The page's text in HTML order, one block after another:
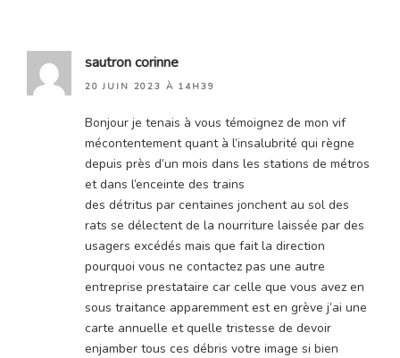
sautron corinne
20 JUIN 2023 À 14H39
Bonjour je tenais à vous témoignez de mon vif
mécontentement quant à l’insalubrité qui règne
depuis près d’un mois dans les stations de métros
et dans l’enceinte des trains
des détritus par centaines jonchent au sol des
rats se délectent de la nourriture laissée par des
usagers excédés mais que fait la direction
pourquoi vous ne contactez pas une autre
entreprise prestataire car celle que vous avez en
sous traitance apparemment est en grève j’ai une
carte annuelle et quelle tristesse de devoir
enjamber tous ces débris votre image si bien